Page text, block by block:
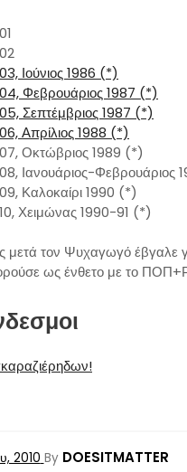
Ιούνιος 1986 (*)
Φεβρουάριος 1987 (*)
Σεπτέμβριος 1987 (*)
Απρίλιος 1988 (*)
Οκτώβριος 1989 (*)
Ιανουάριος-Φεβρουάριος
Καλοκαίρι 1990 (*)
Χειμώνας 1990-91 (*)
μετά τον Ψυχαγωγό έβγαλε
ως ένθετο με το
2010 By DOESITMATTER